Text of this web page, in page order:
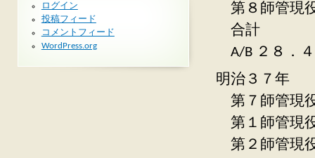
第８師管
合計
A/B ２８．
明治３７年
第７師管
第１師管現
第２師管
ログイン
投稿フィード
コメントフィード
WordPress.org